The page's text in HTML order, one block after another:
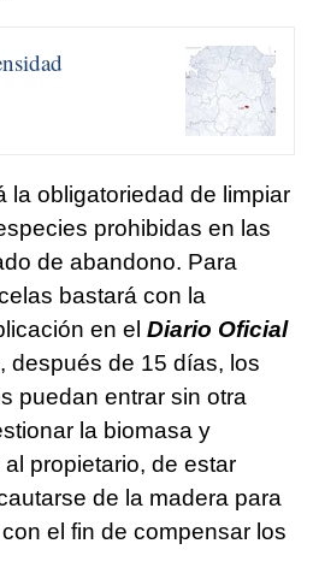
la obligatoriedad de limpiar
prohibidas en las
de abandono. Para
bastará con la
en el Diario Oficial
después de 15 días, los
puedan entrar sin otra
la biomasa y
propietario, de estar
de la madera para
el fin de compensar los